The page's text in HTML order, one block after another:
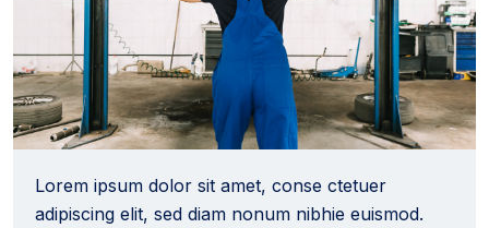
Lorem ipsum dolor sit amet, conse ctetuer
adipiscing elit, sed diam nonum nibhie euismod.